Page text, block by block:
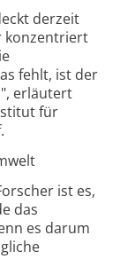
derzeit
konzentriert
fehlt, ist der
erläutert
für
ist es,
das
es darum